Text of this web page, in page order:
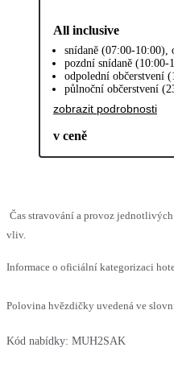
All inclusive
snídaně (07:00-10:00),
pozdní snídaně (10:00-
odpolední občerstvení
půlnoční občerstvení
zobrazit podrobnosti
v ceně
Čas stravování a provoz
vliv.
Informace o oficiální kategorizaci
Polovina hvězdičky uvedená ve
Kód nabídky: MUH2SAK